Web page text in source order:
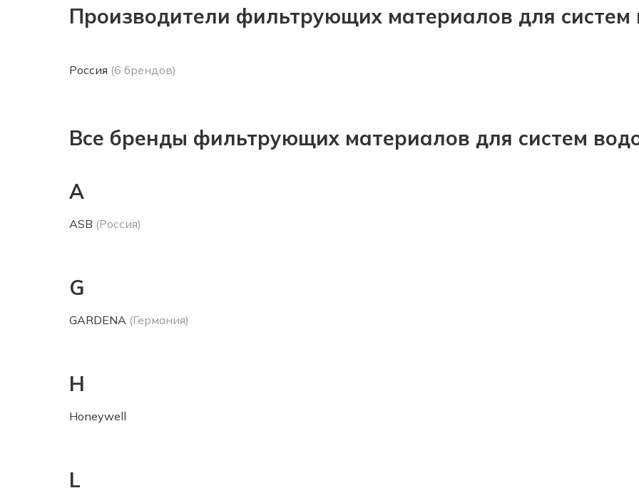
Производители фильтрующих материалов для систем
Россия (6 брендов)
Все бренды фильтрующих материалов для систем
A
ASB (Россия)
G
GARDENA (Германия)
H
Honeywell
L